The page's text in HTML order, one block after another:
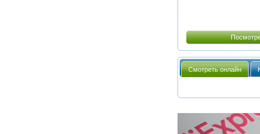
Смотреть онлайн